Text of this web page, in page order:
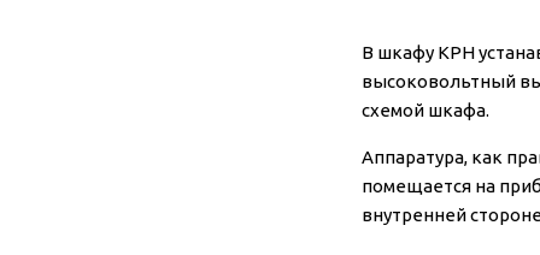
В шкафу КРН
высоковольтный
схемой шкафа.
Аппаратура, как
помещается на
внутренней